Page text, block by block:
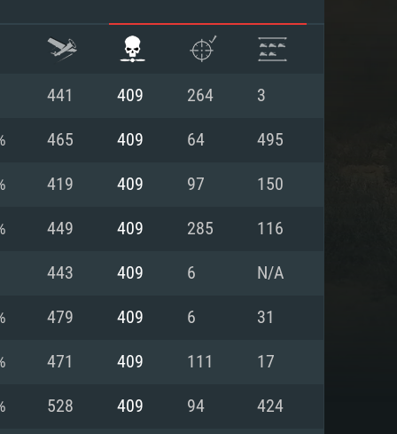
441 409 264 3
465 409 64 495
419 409 97 150
449 409 285 116
443 409 6 N/A
479 409 6 31
471 409 111 17
528 409 94 424